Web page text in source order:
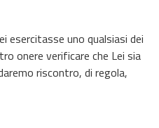
esercitasse uno qualsiasi dei
onere verificare che Lei sia
riscontro, di regola,